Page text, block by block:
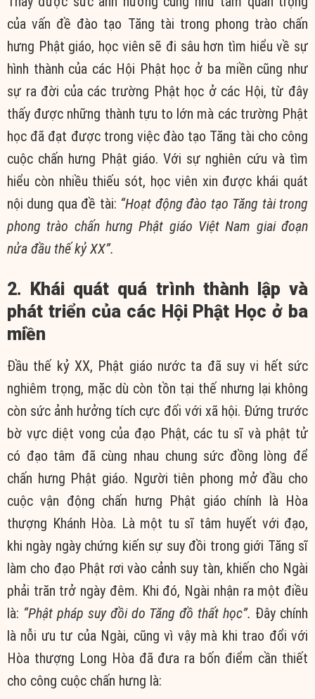
của vấn đề đào tạo Tăng tài trong phong trào chấn
hưng Phật giáo, học viên sẽ đi sâu hơn tìm hiểu về sự
hình thành của các Hội Phật học ở ba miền cũng như
sự ra đời của các trường Phật học ở các Hội, từ đây
thấy được những thành tựu to lớn mà các trường Phật
học đã đạt được trong việc đào tạo Tăng tài cho công
cuộc chấn hưng Phật giáo. Với sự nghiên cứu và tìm
hiểu còn nhiều thiếu sót, học viên xin được khái quát
nội dung qua đề tài: “Hoạt động đào tạo Tăng tài trong
phong trào chấn hưng Phật giáo Việt Nam giai đoạn
nửa đầu thế kỷ XX”.
2. Khái quát quá trình thành lập và
phát triển của các Hội Phật Học ở ba
miền
Đầu thế kỷ XX, Phật giáo nước ta đã suy vi hết sức
nghiêm trọng, mặc dù còn tồn tại thế nhưng lại không
còn sức ảnh hưởng tích cực đối với xã hội. Đứng trước
bờ vực diệt vong của đạo Phật, các tu sĩ và phật tử
có đạo tâm đã cùng nhau chung sức đồng lòng để
chấn hưng Phật giáo. Người tiên phong mở đầu cho
cuộc vận động chấn hưng Phật giáo chính là Hòa
thượng Khánh Hòa. Là một tu sĩ tâm huyết với đạo,
khi ngày ngày chứng kiến sự suy đồi trong giới Tăng sĩ
làm cho đạo Phật rơi vào cảnh suy tàn, khiến cho Ngài
phải trăn trở ngày đêm. Khi đó, Ngài nhận ra một điều
là: “Phật pháp suy đồi do Tăng đồ thất học”. Đây chính
là nỗi ưu tư của Ngài, cũng vì vậy mà khi trao đổi với
Hòa thượng Long Hòa đã đưa ra bốn điểm cần thiết
cho công cuộc chấn hưng là: